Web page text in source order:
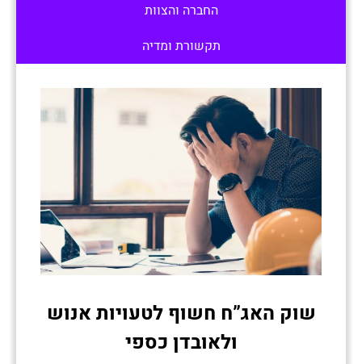
החברה והצוות
תקשורת ומדיה
שוק האג”ח חשוף לטעויות אנוש
ולאובדן כספי